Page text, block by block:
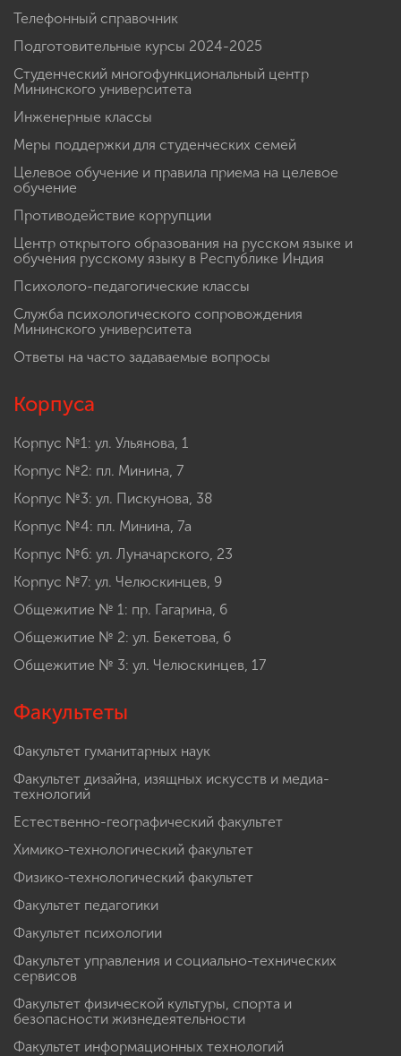
Телефонный справочник
Подготовительные курсы 2024-2025
Студенческий многофункциональный центр
Мининского университета
Инженерные классы
Меры поддержки для студенческих семей
Целевое обучение и правила приема на целевое
обучение
Противодействие коррупции
Центр открытого образования на русском языке и
обучения русскому языку в Республике Индия
Психолого-педагогические классы
Служба психологического сопровождения
Мининского университета
Ответы на часто задаваемые вопросы
Корпуса
Корпус №1: ул. Ульянова, 1
Корпус №2: пл. Минина, 7
Корпус №3: ул. Пискунова, 38
Корпус №4: пл. Минина, 7а
Корпус №6: ул. Луначарского, 23
Корпус №7: ул. Челюскинцев, 9
Общежитие № 1: пр. Гагарина, 6
Общежитие № 2: ул. Бекетова, 6
Общежитие № 3: ул. Челюскинцев, 17
Факультеты
Факультет гуманитарных наук
Факультет дизайна, изящных искусств и медиа-
технологий
Естественно-географический факультет
Химико-технологический факультет
Физико-технологический факультет
Факультет педагогики
Факультет психологии
Факультет управления и социально-технических
сервисов
Факультет физической культуры, спорта и
безопасности жизнедеятельности
Факультет информационных технологий